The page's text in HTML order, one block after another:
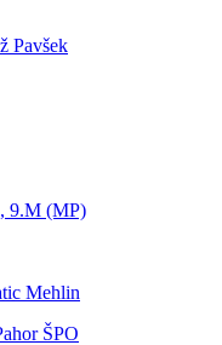
Pavšek
9.M (MP)
Mehlin
ŠPO